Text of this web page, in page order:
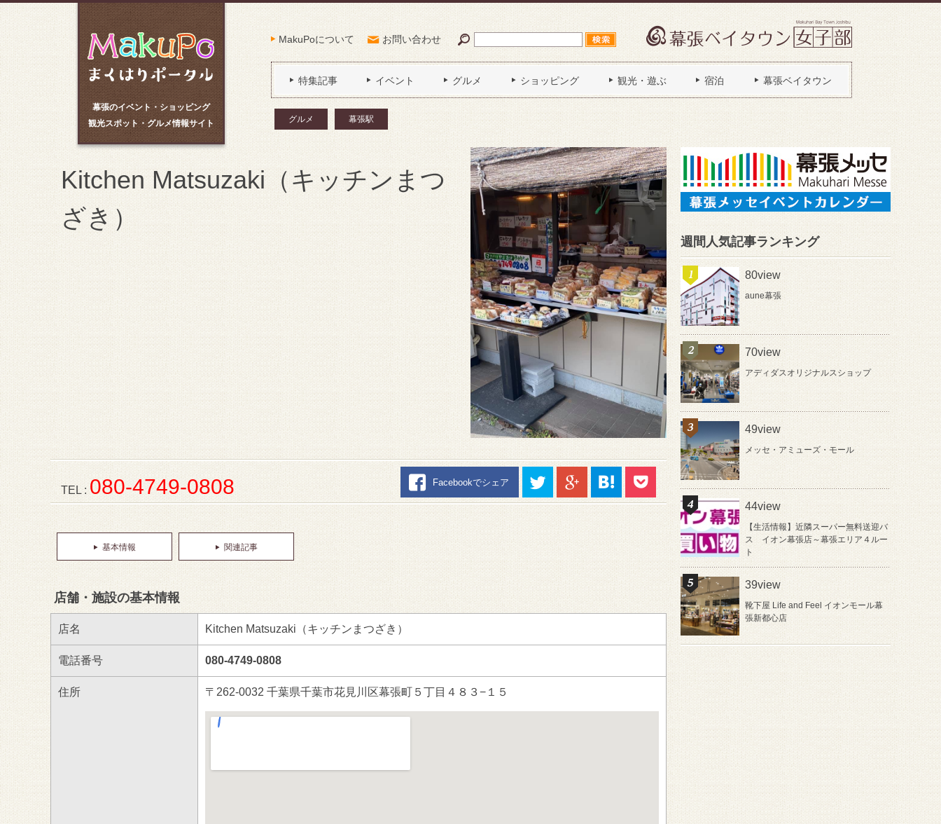
幕張のイベント・ショッピング
観光スポット・グルメ情報サイト
MakuPoについて お問い合わせ
特集記事 イベント グルメ ショッピング 観光・遊ぶ 宿泊 幕張ベイタウン
グルメ 幕張駅
Kitchen Matsuzaki（キッチンまつ
ざき）
TEL : 080-4749-0808 Facebookでシェア
基本情報 関連記事
店舗・施設の基本情報
店名 Kitchen Matsuzaki（キッチンまつざき）
電話番号 080-4749-0808
住所 〒262-0032 千葉県千葉市花見川区幕張町５丁目４８３−１５
週間人気記事ランキング
80view
aune幕張
70view
アディダスオリジナルスショップ
49view
メッセ・アミューズ・モール
44view
【生活情報】近隣スーパー無料送迎バ
ス イオン幕張店～幕張エリア４ルー
ト
39view
靴下屋 Life and Feel イオンモール幕
張新都心店